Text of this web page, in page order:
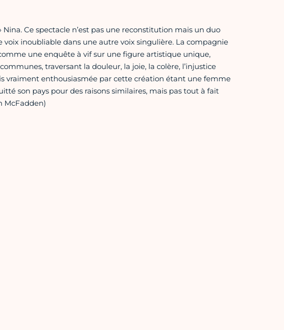
Ce spectacle n’est pas une reconstitution mais un duo
voix inoubliable dans une autre voix singulière. La compagnie
une enquête à vif sur une figure artistique unique,
traversant la douleur, la joie, la colère, l’injustice
vraiment enthousiasmée par cette création étant une femme
son pays pour des raisons similaires, mais pas tout à fait
McFadden)